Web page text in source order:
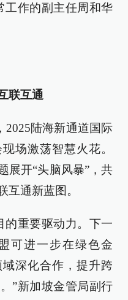
工作的副主任周和华
联互通
2025陆海新通道国际
场激荡智慧火花。
展开“头脑风暴”，共
互通新蓝图。
的重要驱动力。下一
可进一步在绿色金
深化合作，提升跨
”新加坡金管局副行